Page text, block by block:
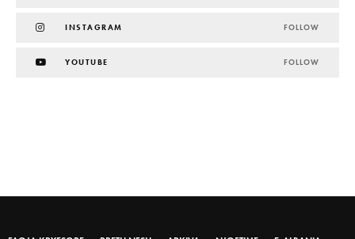
INSTAGRAM FOLLOW
YOUTUBE FOLLOW